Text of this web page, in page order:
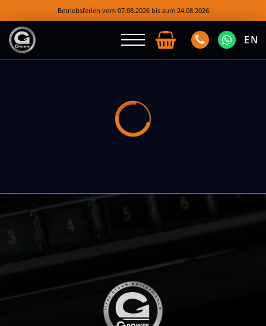
Betriebsferien vom 07.08.2026 bis zum 24.08.2026
EN